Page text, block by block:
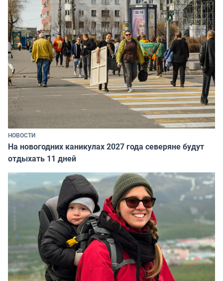
НОВОСТИ
На новогодних каникулах 2027 года северяне будут
отдыхать 11 дней